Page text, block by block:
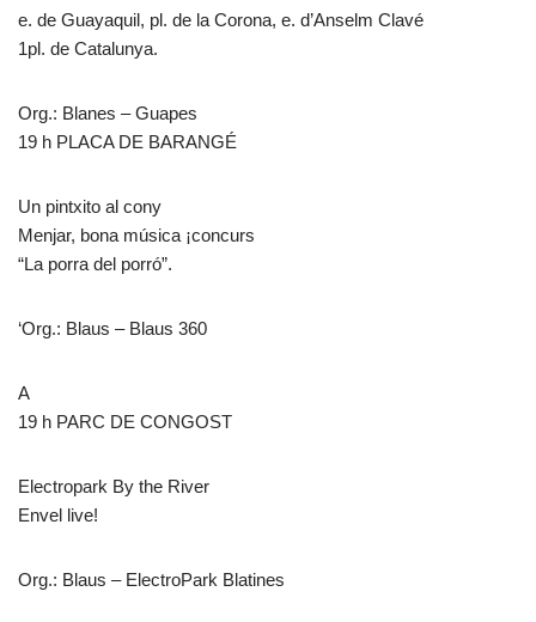
e. de Guayaquil, pl. de la Corona, e. d’Anselm Clavé
1pl. de Catalunya.
Org.: Blanes – Guapes
19 h PLACA DE BARANGÉ
Un pintxito al cony
Menjar, bona música ¡concurs
“La porra del porró”.
‘Org.: Blaus – Blaus 360
A
19 h PARC DE CONGOST
Electropark By the River
Envel live!
Org.: Blaus – ElectroPark Blatines